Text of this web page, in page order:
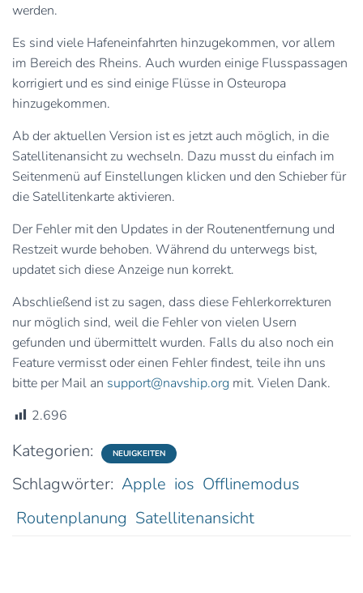
werden.
Es sind viele Hafeneinfahrten hinzugekommen, vor allem
im Bereich des Rheins. Auch wurden einige Flusspassagen
korrigiert und es sind einige Flüsse in Osteuropa
hinzugekommen.
Ab der aktuellen Version ist es jetzt auch möglich, in die
Satellitenansicht zu wechseln. Dazu musst du einfach im
Seitenmenü auf Einstellungen klicken und den Schieber für
die Satellitenkarte aktivieren.
Der Fehler mit den Updates in der Routenentfernung und
Restzeit wurde behoben. Während du unterwegs bist,
updatet sich diese Anzeige nun korrekt.
Abschließend ist zu sagen, dass diese Fehlerkorrekturen
nur möglich sind, weil die Fehler von vielen Usern
gefunden und übermittelt wurden. Falls du also noch ein
Feature vermisst oder einen Fehler findest, teile ihn uns
bitte per Mail an support@navship.org mit. Vielen Dank.
2.696
Kategorien: NEUIGKEITEN
Schlagwörter: Apple ios Offlinemodus
Routenplanung Satellitenansicht